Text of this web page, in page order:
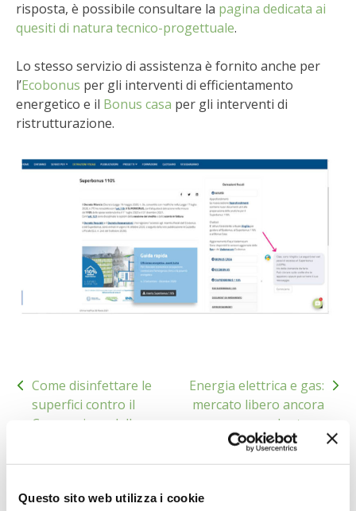
Questo sito web utilizza i cookie
CRESCERE INSIEME
ARCHMAN
VITA IN CAMPAGNA LA FIERA
I PARTNER DI VITA IN CAMPAGNA
RASIKAL
BIOGENTS
risposta, è possibile consultare la pagina dedicata ai
quesiti di natura tecnico-progettuale.
Lo stesso servizio di assistenza è fornito anche per
l’Ecobonus per gli interventi di efficientamento
energetico e il Bonus casa per gli interventi di
ristrutturazione.
articoli
Come disinfettare le
superfici contro il
Coronavirus: dalla
ecosostenibile
Energia elettrica e gas:
mercato libero ancora
lontano